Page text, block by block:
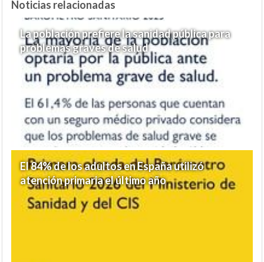
Noticias relacionadas
La población prefiere la sanidad pública para
problemas graves de salud
El 84% de los adultos en España utilizó
atención primaria el último año